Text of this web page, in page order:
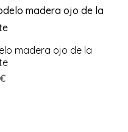
madera ojo de la
€